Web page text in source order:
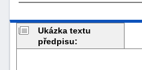
Ukázka textu
předpisu: